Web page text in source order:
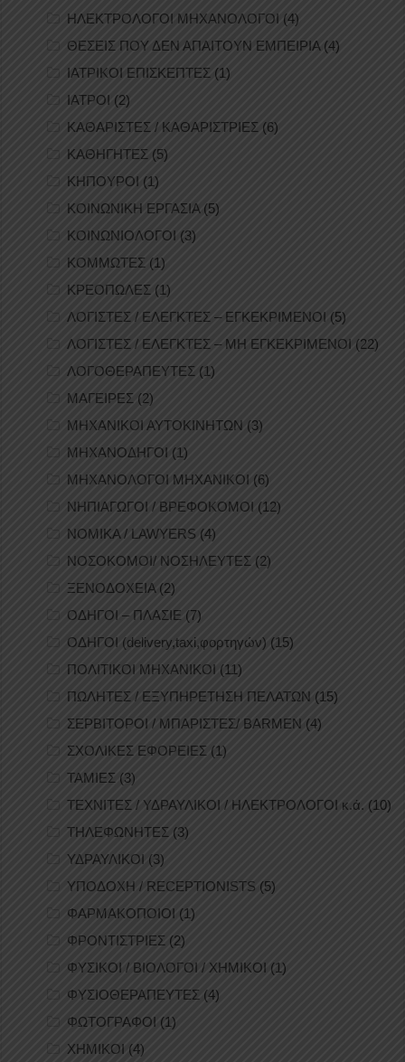
ΗΛΕΚΤΡΟΛΟΓΟΙ ΜΗΧΑΝΟΛΟΓΟΙ (4)
ΘΕΣΕΙΣ ΠΟΥ ΔΕΝ ΑΠΑΙΤΟΥΝ ΕΜΠΕΙΡΙΑ(4)
ΙΑΤΡΙΚΟΙ ΕΠΙΣΚΕΠΤΕΣ (1)
ΙΑΤΡΟΙ (2)
ΚΑΘΑΡΙΣΤΕΣ / ΚΑΘΑΡΙΣΤΡΙΕΣ (6)
ΚΑΘΗΓΗΤΕΣ (5)
ΚΗΠΟΥΡΟΙ (1)
ΚΟΙΝΩΝΙΚΗ ΕΡΓΑΣΙΑ(5)
ΚΟΙΝΩΝΙΟΛΟΓΟΙ (3)
ΚΟΜΜΩΤΕΣ (1)
ΚΡΕΟΠΩΛΕΣ (1)
ΛΟΓΙΣΤΕΣ / ΕΛΕΓΚΤΕΣ – ΕΓΚΕΚΡΙΜΕΝΟΙ (5)
ΛΟΓΙΣΤΕΣ / ΕΛΕΓΚΤΕΣ – ΜΗ ΕΓΚΕΚΡΙΜΕΝΟΙ (22)
ΛΟΓΟΘΕΡΑΠΕΥΤΕΣ (1)
ΜΑΓΕΙΡΕΣ (2)
ΜΗΧΑΝΙΚΟΙ ΑΥΤΟΚΙΝΗΤΩΝ (3)
ΜΗΧΑΝΟΔΗΓΟΙ (1)
ΜΗΧΑΝΟΛΟΓΟΙ ΜΗΧΑΝΙΚΟΙ (6)
ΝΗΠΙΑΓΩΓΟΙ / ΒΡΕΦΟΚΟΜΟΙ (12)
ΝΟΜΙΚΑ / LAWYERS (4)
ΝΟΣΟΚΟΜΟΙ/ ΝΟΣΗΛΕΥΤΕΣ (2)
ΞΕΝΟΔΟΧΕΙΑ(2)
ΟΔΗΓΟΙ – ΠΛΑΣΙΕ (7)
ΟΔΗΓΟΙ (delivery,taxi,φορτηγών) (15)
ΠΟΛΙΤΙΚΟΙ ΜΗΧΑΝΙΚΟΙ (11)
ΠΩΛΗΤΕΣ / ΕΞΥΠΗΡΕΤΗΣΗ ΠΕΛΑΤΩΝ (15)
ΣΕΡΒΙΤΟΡΟΙ / ΜΠΑΡΙΣΤΕΣ/ BARMEN (4)
ΣΧΟΛΙΚΕΣ ΕΦΟΡΕΙΕΣ (1)
ΤΑΜΙΕΣ (3)
ΤΕΧΝΙΤΕΣ / ΥΔΡΑΥΛΙΚΟΙ / ΗΛΕΚΤΡΟΛΟΓΟΙ κ.ά. (10)
ΤΗΛΕΦΩΝΗΤΕΣ (3)
ΥΔΡΑΥΛΙΚΟΙ (3)
ΥΠΟΔΟΧΗ / RECEPTIONISTS (5)
ΦΑΡΜΑΚΟΠΟΙΟΙ (1)
ΦΡΟΝΤΙΣΤΡΙΕΣ (2)
ΦΥΣΙΚΟΙ / ΒΙΟΛΟΓΟΙ / ΧΗΜΙΚΟΙ (1)
ΦΥΣΙΟΘΕΡΑΠΕΥΤΕΣ (4)
ΦΩΤΟΓΡΑΦΟΙ (1)
ΧΗΜΙΚΟΙ (4)